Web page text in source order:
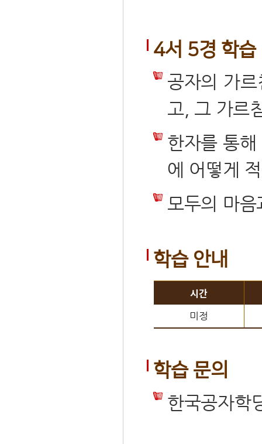
4서 5경 학습
공자의 가
고, 그 가르
한자를 통
에 어떻게
모두의 마
학습 안내
시간
미정
학습 문의
한국공자